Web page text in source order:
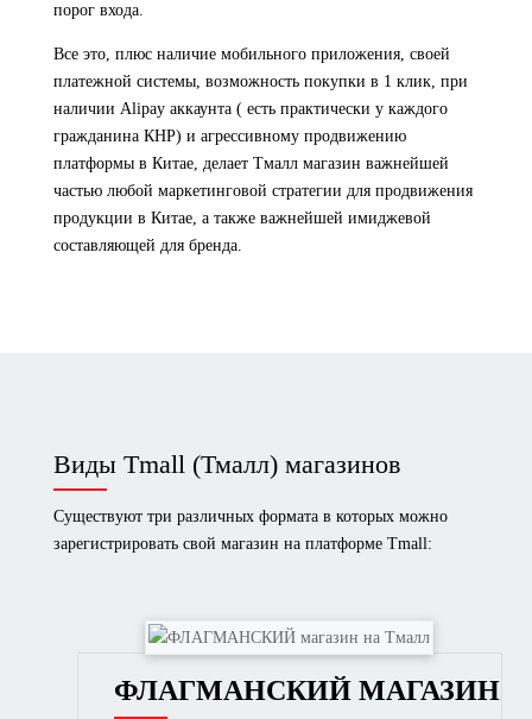
порог входа.
Все это, плюс наличие мобильного приложения, своей
платежной системы, возможность покупки в 1 клик, при
наличии Alipay аккаунта ( есть практически у каждого
гражданина КНР) и агрессивному продвижению
платформы в Китае, делает Тмалл магазин важнейшей
частью любой маркетинговой стратегии для продвижения
продукции в Китае, а также важнейшей имиджевой
составляющей для бренда.
Виды Tmall (Тмалл) магазинов
Существуют три различных формата в которых можно
зарегистрировать свой магазин на платформе Tmall:
ФЛАГМАНСКИЙ МАГАЗИН